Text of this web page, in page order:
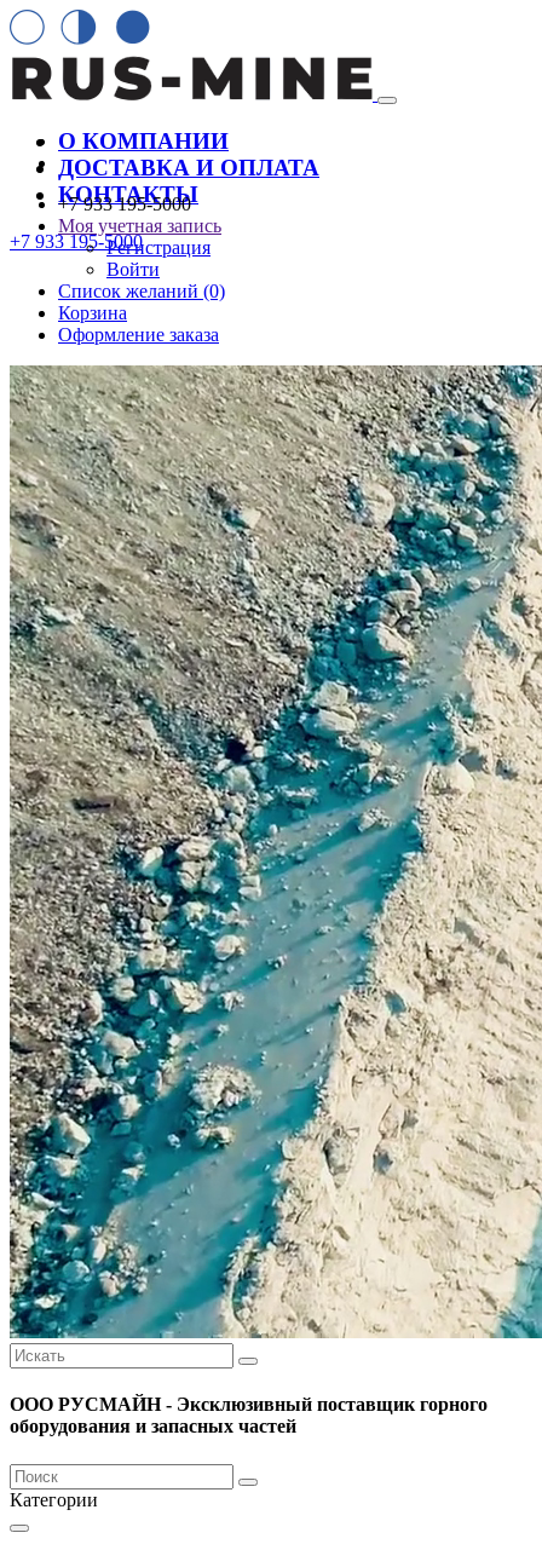
О КОМПАНИИ
ДОСТАВКА И ОПЛАТА
КОНТАКТЫ
+7 933 195-5000
+7 933 195-5000
Моя учетная запись
Регистрация
Войти
Список желаний (0)
Корзина
Оформление заказа
ООО РУСМАЙН - Эксклюзивный поставщик горного
оборудования и запасных частей
Категории